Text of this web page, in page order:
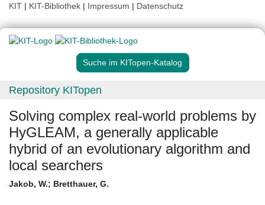
KIT | KIT-Bibliothek | Impressum | Datenschutz
Suche im KITopen-Katalog
Repository KITopen
Solving complex real-world problems by
HyGLEAM, a generally applicable
hybrid of an evolutionary algorithm and
local searchers
Jakob, W.; Bretthauer, G.